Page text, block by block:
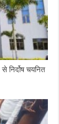
निर्दोष चयनित